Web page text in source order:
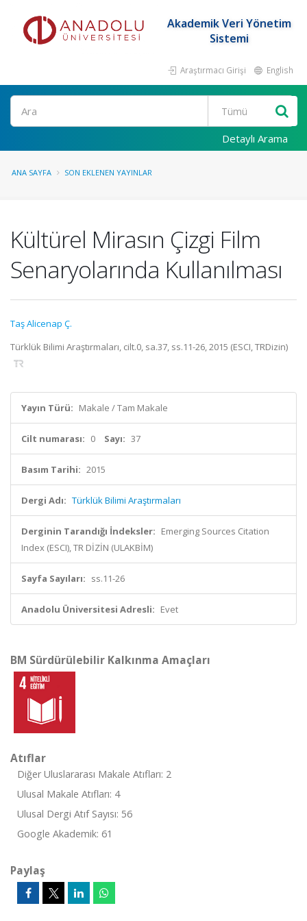
Akademik Veri Yönetim
Sistemi
Araştırmacı Girişi English
Ara
Detaylı Arama
ANA SAYFA SON EKLENEN YAYINLAR
Kültürel Mirasın Çizgi Film
Senaryolarında Kullanılması
Taş Alicenap Ç.
Türklük Bilimi Araştırmaları, cilt.0, sa.37, ss.11-26, 2015 (ESCI, TRDizin)
Yayın Türü: Makale / Tam Makale
Cilt numarası: 0 Sayı: 37
Basım Tarihi: 2015
Dergi Adı: Türklük Bilimi Araştırmaları
Derginin Tarandığı İndeksler: Emerging Sources Citation
Index (ESCI), TR DİZİN (ULAKBİM)
Sayfa Sayıları: ss.11-26
Anadolu Üniversitesi Adresli: Evet
BM Sürdürülebilir Kalkınma Amaçları
Atıflar
Diğer Uluslararası Makale Atıfları: 2
Ulusal Makale Atıfları: 4
Ulusal Dergi Atıf Sayısı: 56
Google Akademik: 61
Paylaş